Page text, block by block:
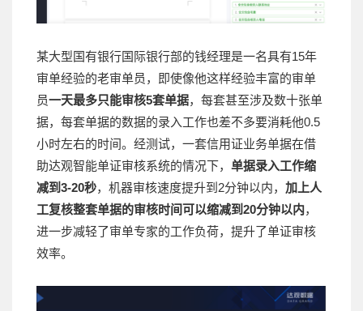
某大型国有银行国际银行部的钱经理是一名具有15年
审单经验的老审单员，即使像他这样经验丰富的审单
员一天最多只能审核5套单据，每套甚至涉及数十张单
据，每套单据的数据的录入工作也差不多要消耗他0.5
小时左右的时间。经测试，一套信用证业务单据在借
助达观智能单证审核系统的情况下， 单据录入工作缩
减到3-20秒，机器审核速度提升到2分钟以内， 加上人
工复核整套单据的审核时间可以缩减到20分钟以内，
进一步减轻了审单专家的工作负荷，提升了单证审核
效率。